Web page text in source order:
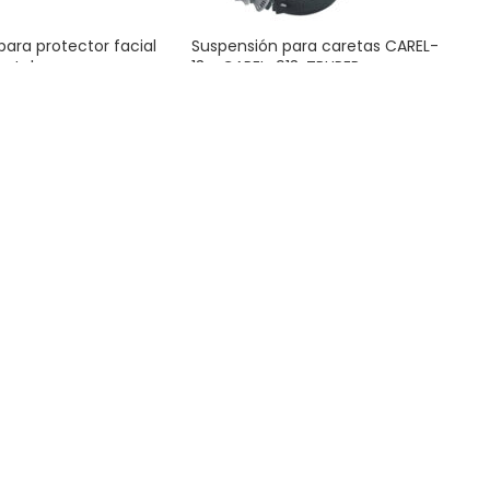
protector facial
Suspensión para caretas CAREL-
13 y CAREL-913, TRUPER